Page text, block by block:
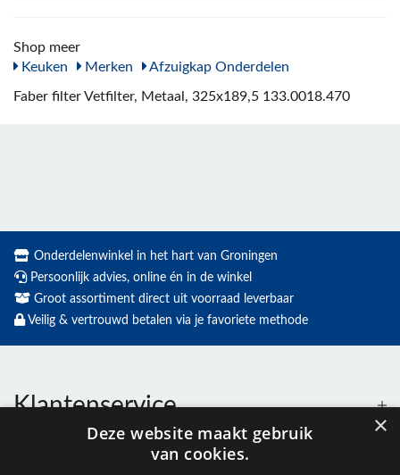
Shop meer
Keuken
Merken Afzuigkap Onderdelen
Faber filter Vetfilter, Metaal, 325x189,5 133.0018.470
Onderdelenwinkel in het hart van Groningen
Persoonlijk advies, online én in de winkel
Groot assortiment direct uit voorraad leverbaar
Veilig & vertrouwd betalen via je favoriete methode
Klantenservice
×
Deze website maakt gebruik
van cookies.